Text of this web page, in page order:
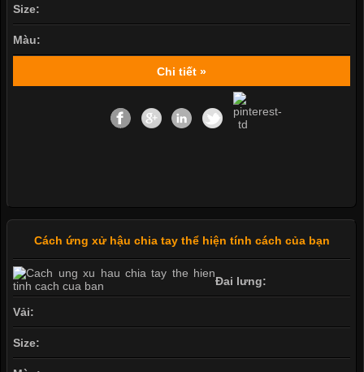
Size:
Màu:
Chi tiết »
Cách ứng xử hậu chia tay thể hiện tính cách của bạn
Đai lưng:
Vải:
Size: